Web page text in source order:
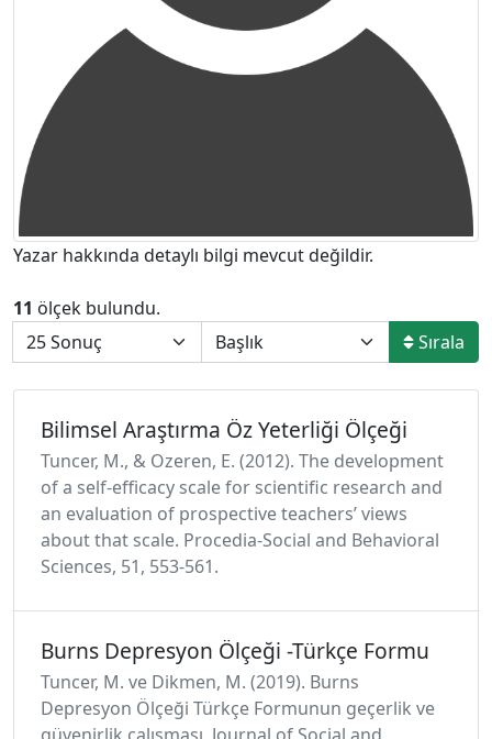
Yazar hakkında detaylı bilgi mevcut değildir.
11 ölçek bulundu.
Sırala
Bilimsel Araştırma Öz Yeterliği Ölçeği
Tuncer, M., & Ozeren, E. (2012). The development
of a self-efficacy scale for scientific research and
an evaluation of prospective teachers’ views
about that scale. Procedia-Social and Behavioral
Sciences, 51, 553-561.
Burns Depresyon Ölçeği -Türkçe Formu
Tuncer, M. ve Dikmen, M. (2019). Burns
Depresyon Ölçeği Türkçe Formunun geçerlik ve